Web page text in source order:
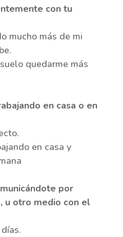
con tu
mucho más de mi
quedarme más
en casa o en
en casa y
por
u otro medio con el